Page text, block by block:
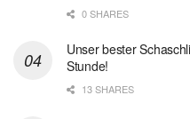
0 SHARES
Unser bester
Stunde!
13 SHARES